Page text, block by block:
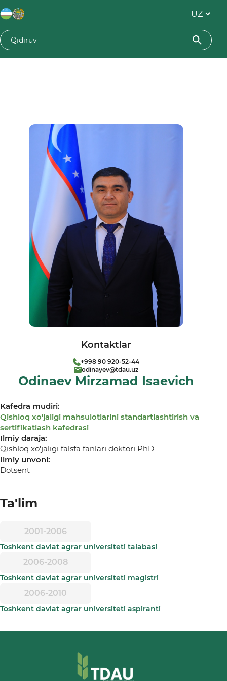
Odinaev Mirzamad Isaevich
Kafedra mudiri:
Qishloq xo'jaligi mahsulotlarini standartlashtirish va
sertifikatlash kafedrasi
Ilmiy daraja:
Qishloq xo'jaligi falsfa fanlari doktori PhD
Ilmiy unvoni:
Dotsent
Ta'lim
2001-2006
Toshkent davlat agrar universiteti talabasi
2006-2008
Toshkent davlat agrar universiteti magistri
2006-2010
Toshkent davlat agrar universiteti aspiranti
Kontaktlar
+998 90 920-52-44
odinayev@tdau.uz